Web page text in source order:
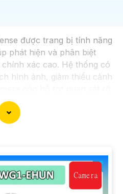
được trang bị tính năng
phát hiện và phân biệt
xác cao. Hệ thống có
hình ảnh, giảm thiểu cảnh
yếu nhờ công nghệ
giúp nâng cao hiệu quả
tốt hơn.